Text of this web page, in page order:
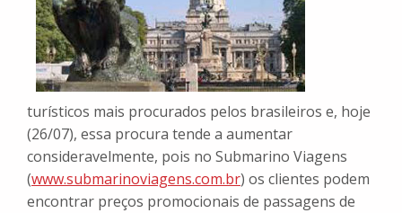
turísticos mais procurados pelos brasileiros e, hoje
(26/07), essa procura tende a aumentar
consideravelmente, pois no Submarino Viagens
(www.submarinoviagens.com.br) os clientes podem
encontrar preços promocionais de passagens de